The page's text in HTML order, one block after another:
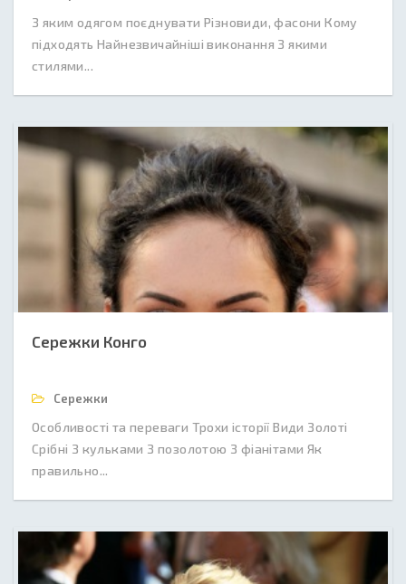
З яким одягом поєднувати Різновиди, фасони Кому
підходять Найнезвичайніші виконання З якими
стилями...
Сережки Конго
Сережки
Особливості та переваги Трохи історії Види Золоті
Срібні З кульками З позолотою З фіанітами Як
правильно...